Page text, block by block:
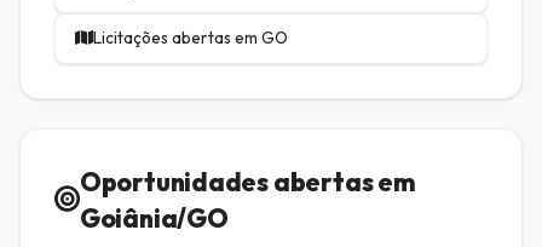
Licitações abertas em GO
Oportunidades abertas em
Goiânia/GO